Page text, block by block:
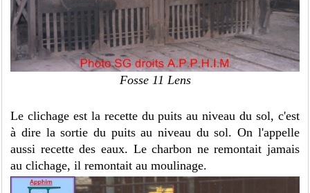
Fosse 11 Lens
Le clichage est la recette du puits au niveau du sol, c'est
à dire la sortie du puits au niveau du sol. On l'appelle
aussi recette des eaux. Le charbon ne remontait jamais
au clichage, il remontait au moulinage.